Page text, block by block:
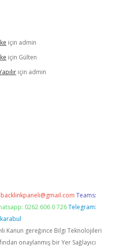
için admin
için Gülten
için admin
backlinkpaneli@gmail.com Teams:
0262 606 0 726 Telegram:
Kanun gereğince Bilgi Teknolojileri
onaylanmış bir Yer Sağlayıcı